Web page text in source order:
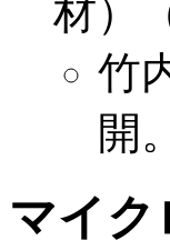
材）
竹
開。
マイク